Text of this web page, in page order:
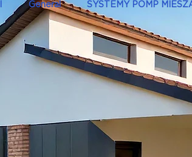
General SYSTEMY POMP